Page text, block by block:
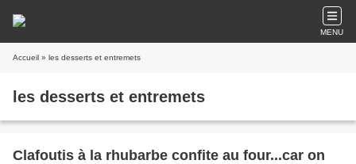
MENU
Accueil » les desserts et entremets
les desserts et entremets
Clafoutis à la rhubarbe confite au four...car on